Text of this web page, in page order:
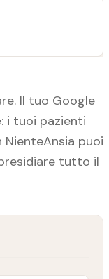
Il tuo Google
i tuoi pazienti
puoi
tutto il